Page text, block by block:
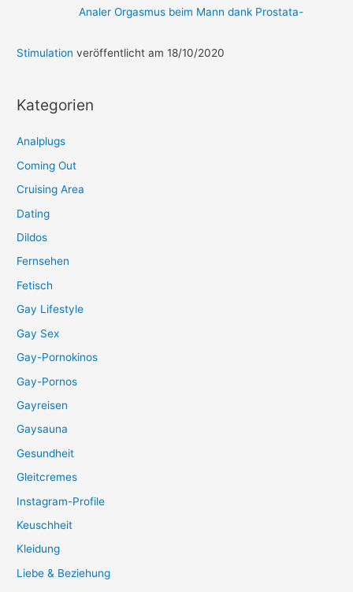
Analer Orgasmus beim Mann dank Prostata-
Stimulation veröffentlicht am 18/10/2020
Kategorien
Analplugs
Coming Out
Cruising Area
Dating
Dildos
Fernsehen
Fetisch
Gay Lifestyle
Gay Sex
Gay-Pornokinos
Gay-Pornos
Gayreisen
Gaysauna
Gesundheit
Gleitcremes
Instagram-Profile
Keuschheit
Kleidung
Liebe & Beziehung